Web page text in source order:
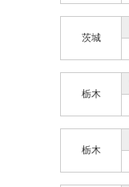
茨城
栃木
栃木